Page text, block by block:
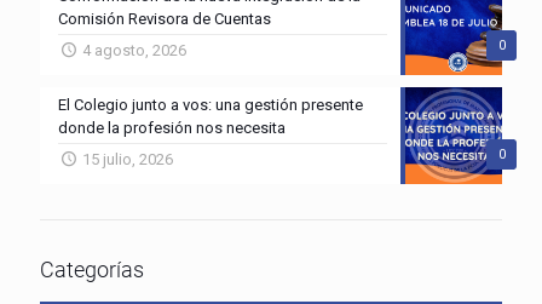
0
Comisión Revisora de Cuentas
4 agosto, 2026
0
El Colegio junto a vos: una gestión presente
donde la profesión nos necesita
15 julio, 2026
Categorías